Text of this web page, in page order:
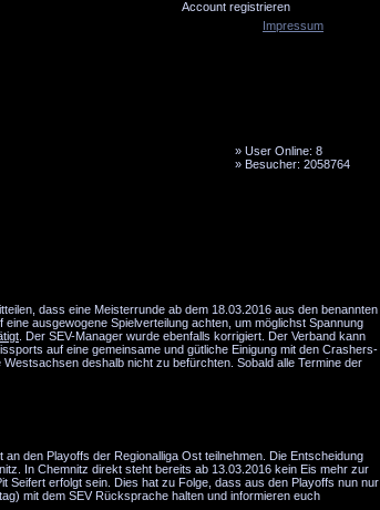
Account registrieren
» User Online: 8
» Besucher: 2058764
dass eine Meisterrunde ab dem 18.03.2016 aus den benannten
ausgewogene Spielverteilung achten, um möglichst Spannung
. Der SEV-Manager wurde ebenfalls korrigiert. Der Verband kann
auf eine gemeinsame und gütliche Einigung mit den Crashers-
deshalb nicht zu befürchten. Sobald alle Termine der
den Playoffs der Regionalliga Ost teilnehmen. Die Entscheidung
In Chemnitz direkt steht bereits ab 13.03.2016 kein Eis mehr zur
Seifert erfolgt sein. Dies hat zu Folge, dass aus den Playoffs nun nur
mit dem SEV Rücksprache halten und informieren euch
Impressum